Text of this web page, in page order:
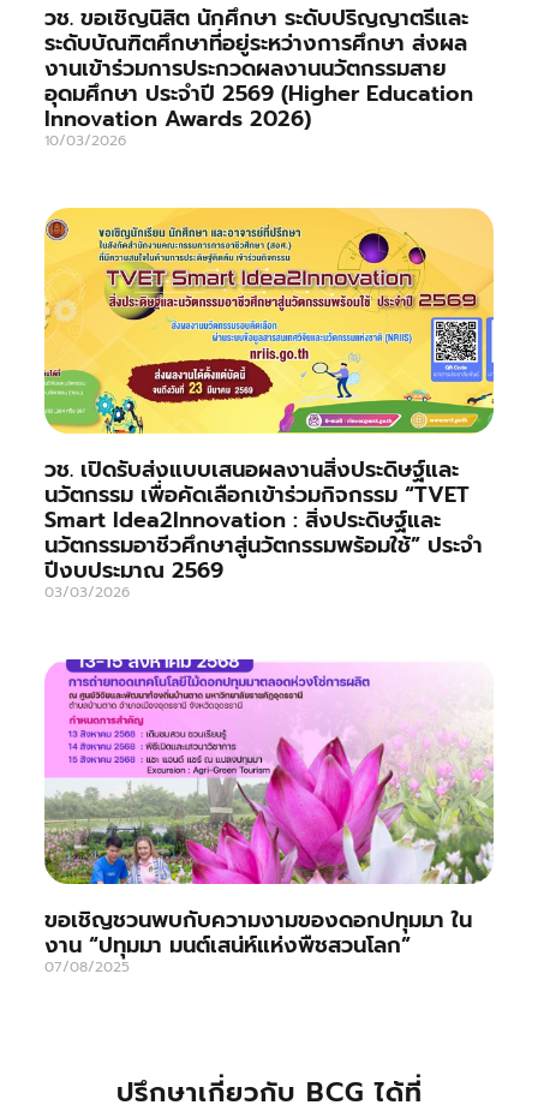
วช. ขอเชิญนิสิต นักศึกษา ระดับปริญญาตรีและ
ระดับบัณฑิตศึกษาที่อยู่ระหว่างการศึกษา ส่งผล
งานเข้าร่วมการประกวดผลงานนวัตกรรมสาย
อุดมศึกษา ประจำปี 2569 (Higher Education
Innovation Awards 2026)
10/03/2026
วช. เปิดรับส่งแบบเสนอผลงานสิ่งประดิษฐ์และ
นวัตกรรม เพื่อคัดเลือกเข้าร่วมกิจกรรม “TVET
Smart Idea2Innovation : สิ่งประดิษฐ์และ
นวัตกรรมอาชีวศึกษาสู่นวัตกรรมพร้อมใช้” ประจำ
ปีงบประมาณ 2569
03/03/2026
ขอเชิญชวนพบกับความงามของดอกปทุมมา ใน
งาน “ปทุมมา มนต์เสน่ห์แห่งพืชสวนโลก”
07/08/2025
ปรึกษาเกี่ยวกับ BCG ได้ที่